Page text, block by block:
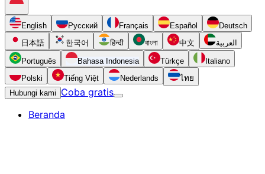
English Русский Français Español
Deutsch
日本語
한국어 हिन्दी বাংলা 中文 العربية
Português Bahasa Indonesia Türkçe
Italiano
Polski
Tiếng Việt Nederlands
ไทย
Hubungi kami
Coba gratis
Beranda